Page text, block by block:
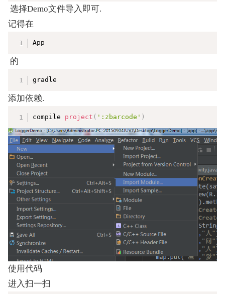
选择Demo文件导入即可.
记得在
App
的
gradle
添加依赖.
compile project ( ':zbarcode' )
使用代码
进入扫一扫